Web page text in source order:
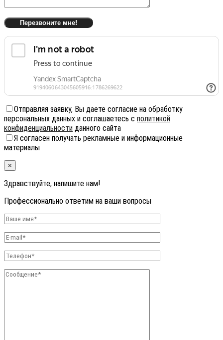
Отправляя заявку, Вы даете согласие на обработку
персональных данных и соглашаетесь с политикой
конфиденциальности данного сайта
Я согласен получать рекламные и информационные
материалы
×
Здравствуйте, напишите нам!
Профессионально ответим на ваши вопросы